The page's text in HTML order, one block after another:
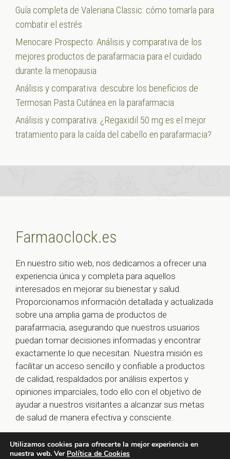
Guía completa de Valeriana Classic: cómo tomarla para
combatir el estrés
Menocare Prospecto: Análisis y comparativa de los
mejores productos de parafarmacia para el cuidado
durante la menopausia
Análisis y comparativa: descubre los beneficios de
Termosan Pasta Cutánea en la parafarmacia
Análisis y comparativa: ¿Regaxidil 50 mg es el mejor
tratamiento para la caída del cabello en parafarmacia?
Farmaoclock.es
En nuestro sitio web, nos dedicamos a ofrecer una
experiencia única y completa para aquellos
interesados en mejorar su bienestar y salud.
Proporcionamos información detallada y actualizada
sobre una amplia gama de productos de
parafarmacia, asegurando que nuestros usuarios
puedan tomar decisiones informadas y encontrar
exactamente lo que necesitan. Nuestra misión es
facilitar un acceso sencillo y confiable a productos
de calidad, respaldados por análisis expertos y
opiniones imparciales, todo ello con el objetivo de
ayudar a nuestros visitantes a alcanzar sus metas
de salud de manera efectiva y consciente.
Utilizamos cookies para ofrecerte la mejor experiencia en
nuestra web. Ver Política de Cookies